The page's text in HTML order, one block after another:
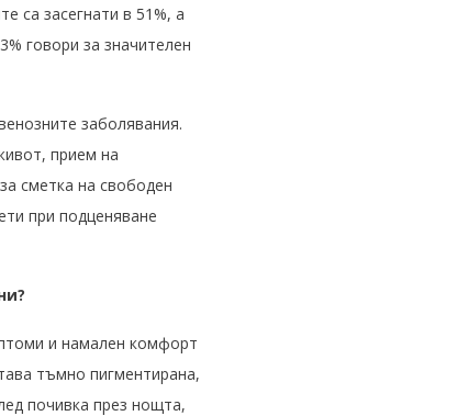
са засегнати в 51%, а
говори за значителен
заболявания.
прием на
сметка на свободен
при подценяване
и намален комфорт
тъмно пигментирана,
почивка през нощта,